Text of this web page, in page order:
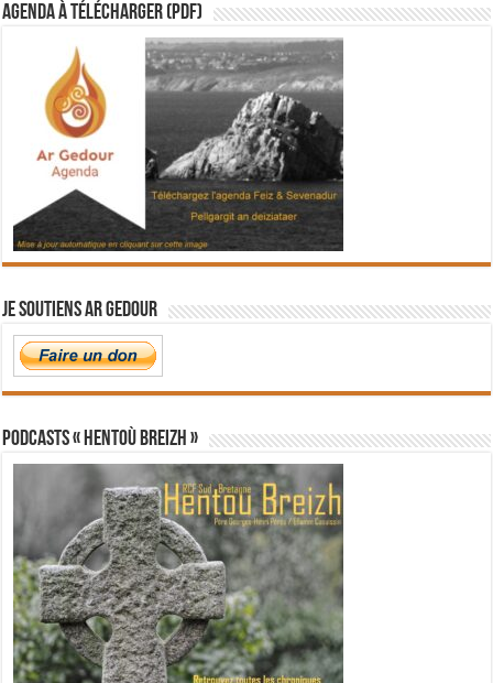
Agenda à télécharger (PDF)
Je soutiens Ar Gedour
PODCASTS « Hentoù Breizh »